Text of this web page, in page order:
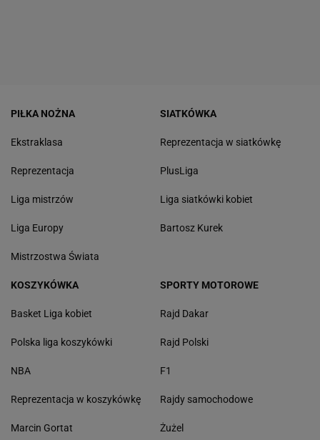
PIŁKA NOŻNA
Ekstraklasa
Reprezentacja
Liga mistrzów
Liga Europy
Mistrzostwa Świata
SIATKÓWKA
Reprezentacja w siatkówkę
PlusLiga
Liga siatkówki kobiet
Bartosz Kurek
KOSZYKÓWKA
Basket Liga kobiet
Polska liga koszykówki
NBA
Reprezentacja w koszykówkę
Marcin Gortat
SPORTY MOTOROWE
Rajd Dakar
Rajd Polski
F1
Rajdy samochodowe
Żużel